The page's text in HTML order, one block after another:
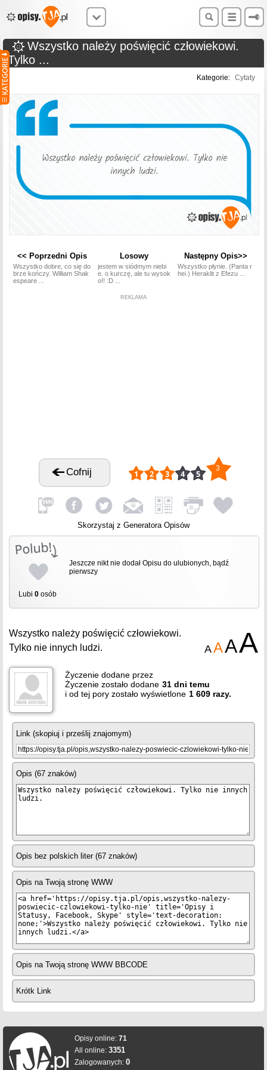
Wszystko należy poświęcić człowiekowi.
Tylko ...
Kategorie: Cytaty
<< Poprzedni Opis
Wszystko dobre, co się do
brze kończy. William Shak
espeare ...
Losowy
jestem w siódmym niebi
e. o kurczę, ale tu wysok
o!! :D ...
Następny Opis>>
Wszystko płynie. (Panta r
hei.) Heraklit z Efezu ...
REKLAMA
Cofnij 3
Skorzystaj z Generatora Opisów
Lubi 0 osób
Jeszcze nikt nie dodał Opisu do ulubionych, bądź
pierwszy
AAAA
Wszystko należy poświęcić człowiekowi.
Tylko nie innych ludzi.
Życzenie dodane przez
Życzenie zostało dodane 31 dni temu
i od tej pory zostało wyświetlone 1 609 razy.
Link (skopiuj i prześlij znajomym)
Opis (67 znaków)
Opis bez polskich liter (67 znaków)
Opis na Twoją stronę WWW
Opis na Twoją stronę WWW BBCODE
Krótk Link
Opisy online: 71
All online: 3351
Zalogowanych: 0